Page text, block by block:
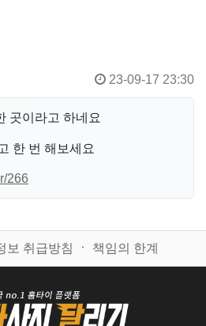
23-09-17 23:30
곳이라고 하네요
한 번 해보세요
266
보 취급방침 ㆍ 책임의 한계